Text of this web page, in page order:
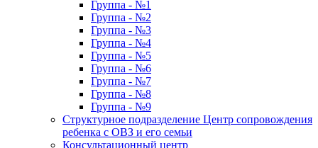
Группа - №1
Группа - №2
Группа - №3
Группа - №4
Группа - №5
Группа - №6
Группа - №7
Группа - №8
Группа - №9
Структурное подразделение Центр сопровождения
ребенка с ОВЗ и его семьи
Консультационный центр